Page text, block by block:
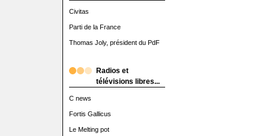
Civitas
Parti de la France
Thomas Joly, président du PdF
Radios et
télévisions libres...
C news
Fortis Gallicus
Le Melting pot